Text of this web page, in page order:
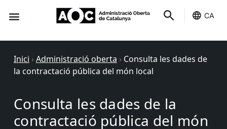
CA
Inici › Administració oberta › Consulta les dades de
la contractació pública del món local
Consulta les dades de la
contractació pública del món